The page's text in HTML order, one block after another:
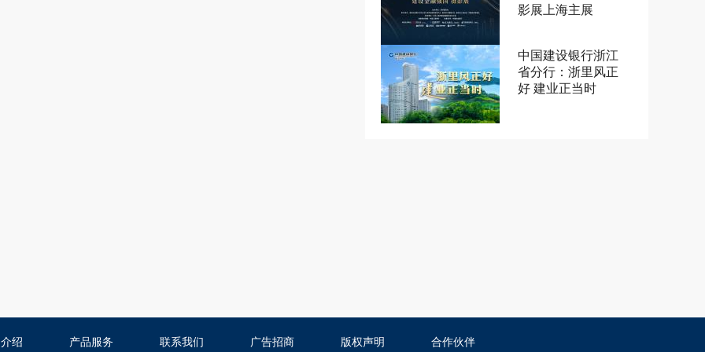
影展上海主展
中国建设银行浙江
省分行：浙里风正
好 建业正当时
绍 产品服务 联系我们 广告招商 版权声明 合作伙伴